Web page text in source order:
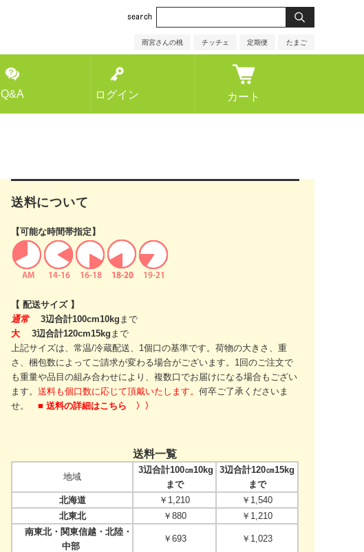
雨宮さんの桃 チッチェ 定期便 たまご
Q&A ログイン カート
送料について
【可能な時間帯指定】
【 配送サイズ 】
通常
3辺合計100cm10kg まで
大
3辺合計120cm15kg まで
上記サイズは、常温/冷蔵配送、1個口の基準です。 荷物の大きさ、重
さ、梱包数によってご請求が変わる場合がございます。 1回のご注文で
も重量や品目の組み合わせにより、 複数口でお届けになる場合もござい
ます。 送料も個口数に応じて頂戴いたします。 何卒ご了承くださいま
せ。 ■ 送料の詳細はこちら 〉〉
送料一覧
地域
3辺合計100㎝10kg
まで
3辺合計120㎝15kg
まで
北海道
￥1,210
￥1,540
北東北
￥880
￥1,210
南東北・関東信越・北陸・
中部
￥693 ￥1,023